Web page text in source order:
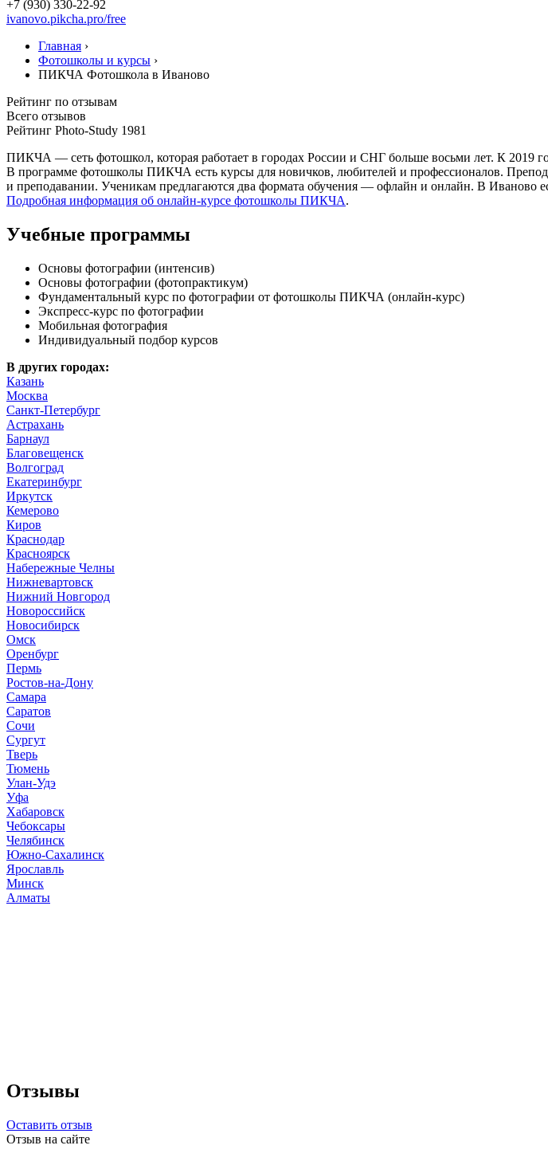
+7 (930) 330-22-92
ivanovo.pikcha.pro/free
Главная ›
Фотошколы и курсы ›
ПИКЧА Фотошкола в Иваново
Рейтинг по отзывам
Всего отзывов
Рейтинг Photo-Study 1981
ПИКЧА — сеть фотошкол, которая работает в городах России и СНГ больше восьми лет. К 2019
В программе фотошколы ПИКЧА есть курсы для новичков, любителей и профессионалов.
и преподавании. Ученикам предлагаются два формата обучения — офлайн и онлайн. В Иваново
Подробная информация об онлайн-курсе фотошколы ПИКЧА.
Учебные программы
Основы фотографии (интенсив)
Основы фотографии (фотопрактикум)
Фундаментальный курс по фотографии от фотошколы ПИКЧА (онлайн-курс)
Экспресс-курс по фотографии
Мобильная фотография
Индивидуальный подбор курсов
В других городах:
Казань
Москва
Санкт-Петербург
Астрахань
Барнаул
Благовещенск
Волгоград
Екатеринбург
Иркутск
Кемерово
Киров
Краснодар
Красноярск
Набережные Челны
Нижневартовск
Нижний Новгород
Новороссийск
Новосибирск
Омск
Оренбург
Пермь
Ростов-на-Дону
Самара
Саратов
Сочи
Сургут
Тверь
Тюмень
Улан-Удэ
Уфа
Хабаровск
Чебоксары
Челябинск
Южно-Сахалинск
Ярославль
Минск
Алматы
Отзывы
Оставить отзыв
Отзыв на сайте